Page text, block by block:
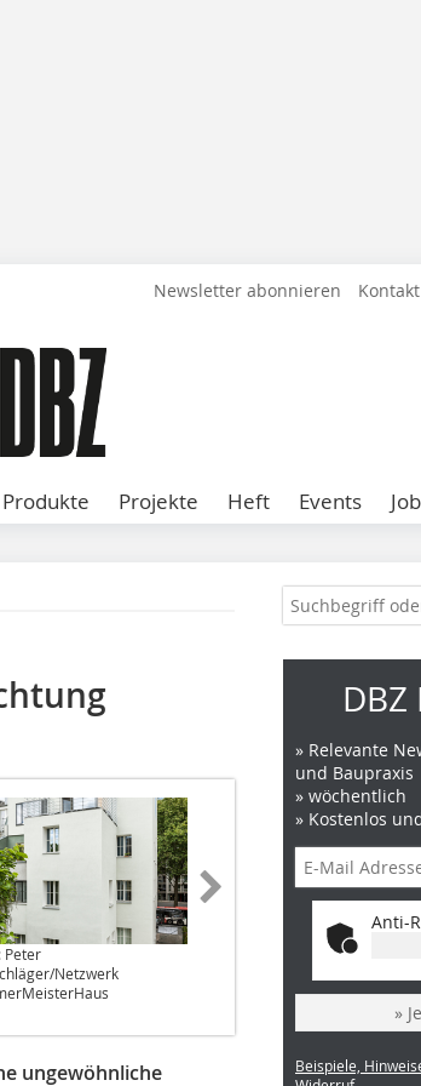
Newsletter abonnieren
Produkte Projekte Heft Events
Peter
Netzwerk
Foto: Pirmin Jung GmbH und
ungewöhnliche
» Relevante
und Baupraxis
» wöchentlich
» Kostenlos
Anti-
»
Beispiele,